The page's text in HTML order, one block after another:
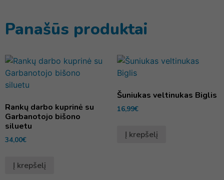
Panašūs produktai
Rankų darbo kuprinė su
Garbanotojo bišono
siluetu
34,00€
Į krepšelį
Šuniukas veltinukas Biglis
16,99€
Į krepšelį